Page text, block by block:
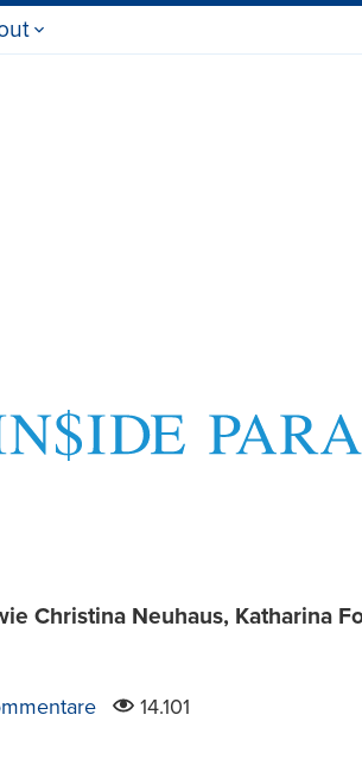
Christina Neuhaus, Katharina
14.101